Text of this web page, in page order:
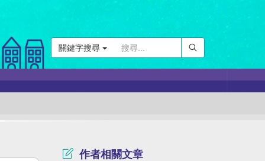
關鍵字搜尋
作者相關文章